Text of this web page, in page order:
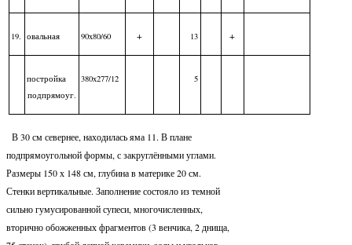
19. овальная 90x80/60 + 13 +
постройка
подпрямоуг.
380x277/12 5
В 30 см севернее, находилась яма 11. В плане
подпрямоугольной формы, с закруглёнными углами.
Размеры 150 х 148 см, глубина в материке 20 см.
Стенки вертикальные. Заполнение состояло из темной
сильно гумусированной супеси, многочисленных,
вторично обожженных фрагментов (3 венчика, 2 днища,